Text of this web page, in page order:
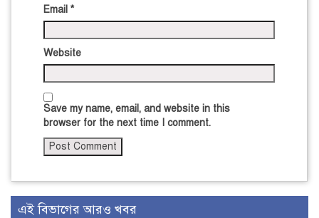
Email *
Website
Save my name, email, and website in this
browser for the next time I comment.
এই বিভাগের আরও খবর